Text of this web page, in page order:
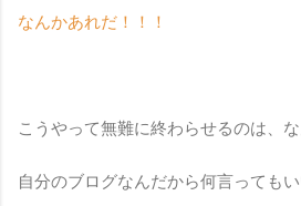
なんかあれだ！！！
こうやって無難に終わらせるのは、な
自分のブログなんだから何言ってもい